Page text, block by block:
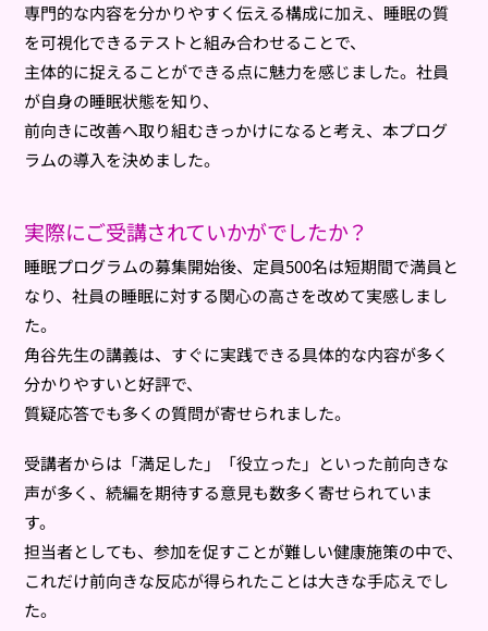
専門的な内容を分かりやすく伝える構成に加え、睡眠の質
を可視化できるテストと組み合わせることで、
主体的に捉えることができる点に魅力を感じました。社員
が自身の睡眠状態を知り、
前向きに改善へ取り組むきっかけになると考え、本プログ
ラムの導入を決めました。
実際にご受講されていかがでしたか？
睡眠プログラムの募集開始後、定員500名は短期間で満員と
なり、社員の睡眠に対する関心の高さを改めて実感しまし
た。
角谷先生の講義は、すぐに実践できる具体的な内容が多く
分かりやすいと好評で、
質疑応答でも多くの質問が寄せられました。
受講者からは「満足した」「役立った」といった前向きな
声が多く、続編を期待する意見も数多く寄せられていま
す。
担当者としても、参加を促すことが難しい健康施策の中で、
これだけ前向きな反応が得られたことは大きな手応えでし
た。